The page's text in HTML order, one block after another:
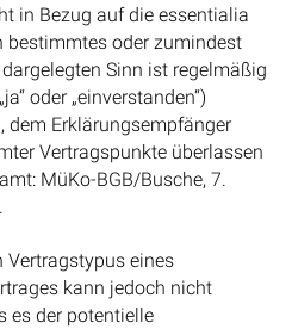
in Bezug auf die essentialia
oder zumindest
Sinn ist regelmäßig
oder „einverstanden“)
dem Erklärungsempfänger
Vertragspunkte überlassen
MüKo-BGB/Busche, 7.
Vertragstypus eines
kann jedoch nicht
es der potentielle